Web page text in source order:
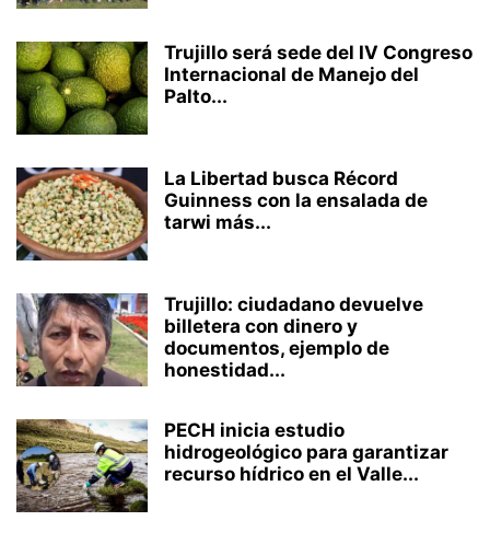
Trujillo será sede del IV Congreso
Internacional de Manejo del
Palto...
La Libertad busca Récord
Guinness con la ensalada de
tarwi más...
Trujillo: ciudadano devuelve
billetera con dinero y
documentos, ejemplo de
honestidad...
PECH inicia estudio
hidrogeológico para garantizar
recurso hídrico en el Valle...